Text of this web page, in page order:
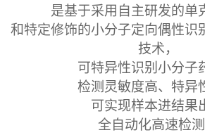
是基于采用自主研发的单
和特定修饰的小分子定向偶性识
技术，
可特异性识别小分子
检测灵敏度高、特异
可实现样本进结果
全自动化高速检测